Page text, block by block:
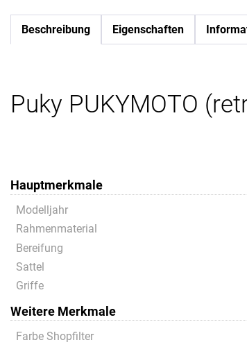
Beschreibung Eigenschaften
Puky PUKYMOTO
Hauptmerkmale
Modelljahr
Rahmenmaterial
Bereifung
Sattel
Griffe
Weitere Merkmale
Farbe Shopfilter